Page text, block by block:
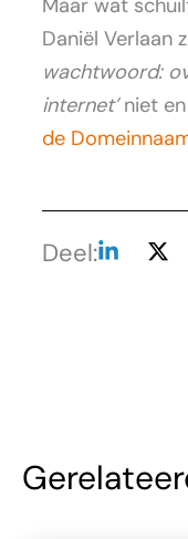
Maar wat
Daniël Verlaan
wachtwoord:
internet’niet
de
Deel: